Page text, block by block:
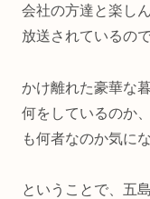
会社の方達と楽し
放送されているの
かけ離れた豪華な
何をしているのか
も何者なのか気に
ということで、五